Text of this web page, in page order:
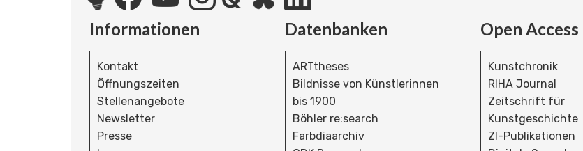
Informationen
Kontakt
Öffnungszeiten
Stellenangebote
Newsletter
Presse
Datenbanken
ARTtheses
Bildnisse von Künstlerinnen
bis 1900
Böhler re:search
Farbdiaarchiv
Open Access
Kunstchronik
RIHA Journal
Zeitschrift für
Kunstgeschichte
ZI-Publikationen